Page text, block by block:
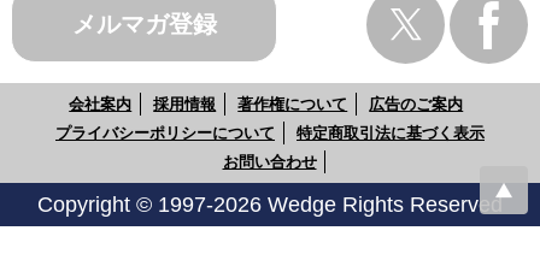
メルマガ登録
会社案内 採用情報 著作権について
広告のご案内
プライバシーポリシーについて
特定商取引法に基づく表示
お問い合わせ
Copyright © 1997-2026 Wedge Rights Reserved